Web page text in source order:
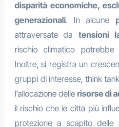
disparità economiche,
generazionali. In alcune
attraversate da tensioni
rischio climatico
Inoltre, si registra un
gruppi di interesse, think
l’allocazione delle risorse di
il rischio che le città più
protezione a scapito delle